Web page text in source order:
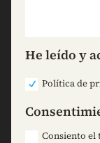
He leído y
Política de
Consiento el